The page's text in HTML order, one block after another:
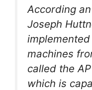
According
Joseph
machines
called the
which is